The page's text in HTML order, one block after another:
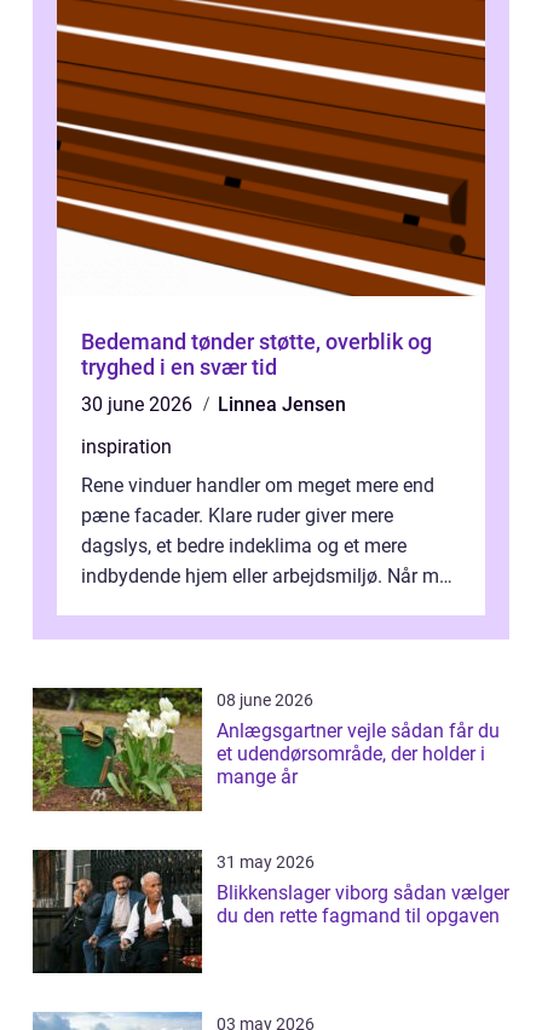
Bedemand tønder støtte, overblik og
tryghed i en svær tid
30 june 2026
Linnea Jensen
inspiration
Rene vinduer handler om meget mere end
pæne facader. Klare ruder giver mere
dagslys, et bedre indeklima og et mere
indbydende hjem eller arbejdsmiljø. Når man
08 june 2026
Anlægsgartner vejle sådan får du
et udendørsområde, der holder i
mange år
31 may 2026
Blikkenslager viborg sådan vælger
du den rette fagmand til opgaven
03 may 2026